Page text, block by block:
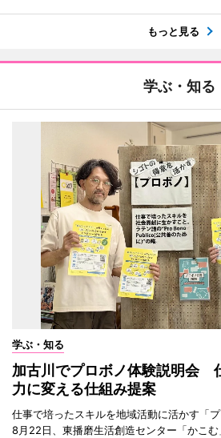
もっと見る
学ぶ・知る
学ぶ・知る
加古川でプロボノ体験説明会
力に変える仕組み提案
仕事で培ったスキルを地域活動に活かす「
8月22日、東播磨生活創造センター「かこ